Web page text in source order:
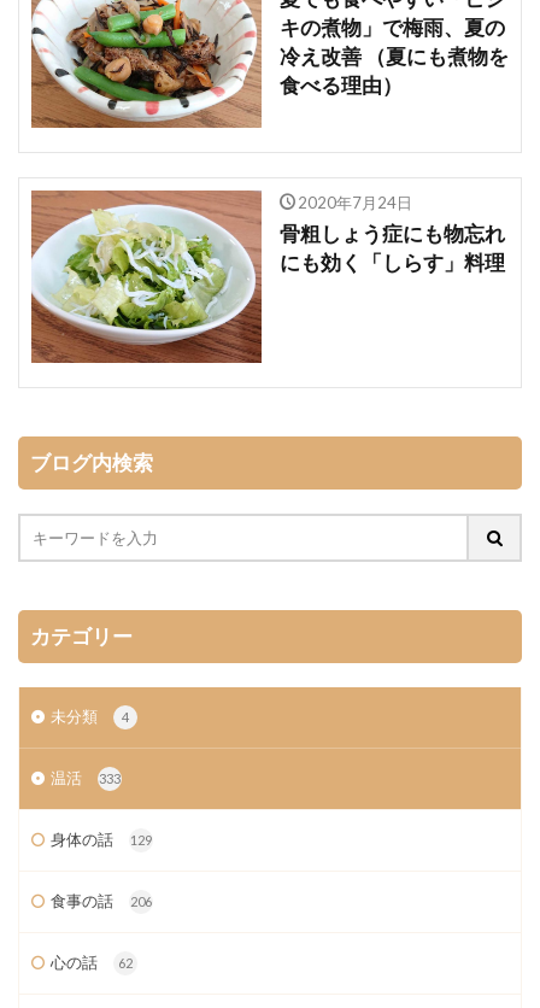
キの煮物」で梅雨、夏の
冷え改善 （夏にも煮物を
食べる理由）
2020年7月24日
骨粗しょう症にも物忘れ
にも効く「しらす」料理
ブログ内検索
カテゴリー
未分類 4
温活 333
身体の話 129
食事の話 206
心の話 62